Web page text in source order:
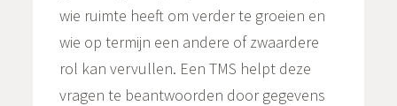
wie ruimte heeft om verder te groeien en
wie op termijn een andere of zwaardere
rol kan vervullen. Een TMS helpt deze
vragen te beantwoorden door gegevens